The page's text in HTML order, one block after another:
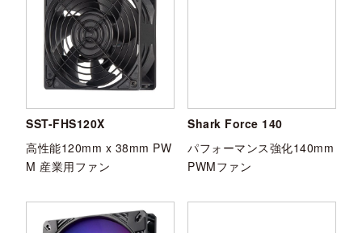
SST-FHS120X
高性能120mm x 38mm PW
M 産業用ファン
Shark Force 140
パフォーマンス強化140mm
PWMファン